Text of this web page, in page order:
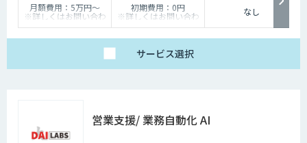
月額費用：5万円～
※詳しくはお問い合わ
せください
初期費用：0円
※詳しくはお問い合わ
せください
なし
サービス選択
営業支援/ 業務自動化 AI